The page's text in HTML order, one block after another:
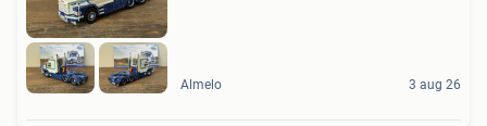
Almelo 3 aug 26